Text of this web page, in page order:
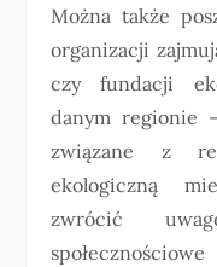
Można także
organizacji
czy fundacji
danym regionie
związane z
ekologiczną
zwrócić